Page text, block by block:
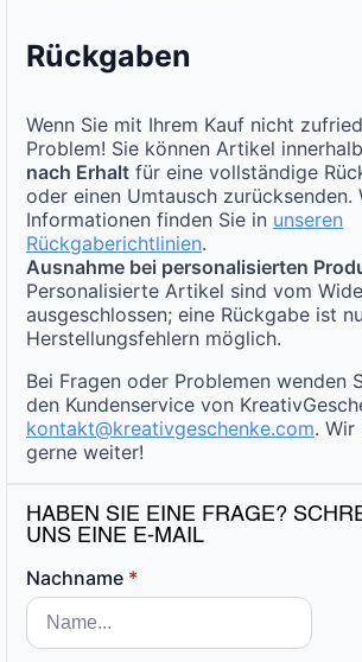
Rückgaben
Wenn Sie mit Ihrem Kauf nicht
Problem! Sie können Artikel
nach Erhalt für eine vollständige
oder einen Umtausch zurücksenden.
Informationen finden Sie in unseren
Rückgaberichtlinien.
Ausnahme bei personalisierten
Personalisierte Artikel sind vom
ausgeschlossen; eine Rückgabe ist
Herstellungsfehlern möglich.
Bei Fragen oder Problemen wenden
den Kundenservice von
kontakt@kreativgeschenke.com. Wir
gerne weiter!
HABEN SIE EINE FRAGE?
UNS EINE E-MAIL
Nachname *